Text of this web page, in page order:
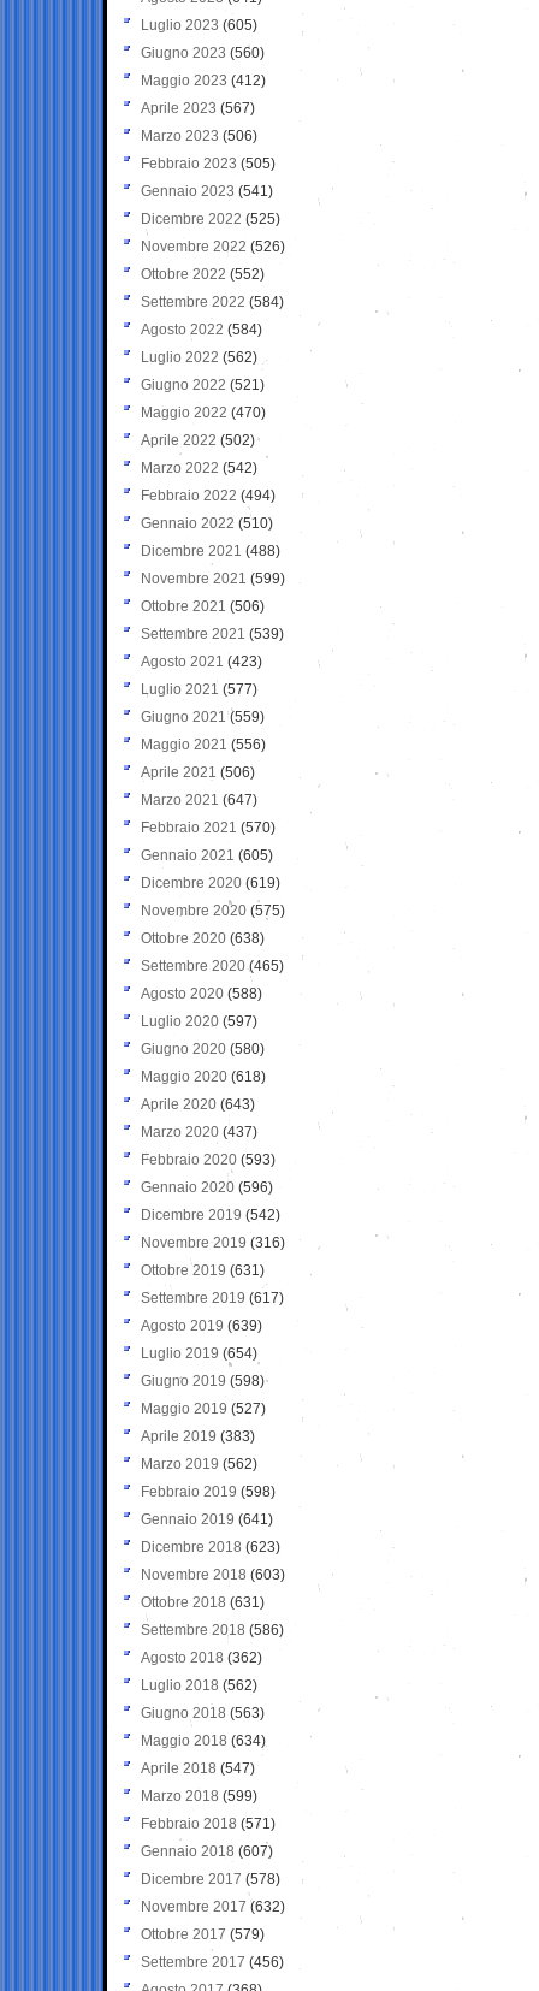
Luglio 2023 (605)
Giugno 2023 (560)
Maggio 2023 (412)
Aprile 2023 (567)
Marzo 2023 (506)
Febbraio 2023 (505)
Gennaio 2023 (541)
Dicembre 2022 (525)
Novembre 2022 (526)
Ottobre 2022 (552)
Settembre 2022 (584)
Agosto 2022 (584)
Luglio 2022 (562)
Giugno 2022 (521)
Maggio 2022 (470)
Aprile 2022 (502)
Marzo 2022 (542)
Febbraio 2022 (494)
Gennaio 2022 (510)
Dicembre 2021 (488)
Novembre 2021 (599)
Ottobre 2021 (506)
Settembre 2021 (539)
Agosto 2021 (423)
Luglio 2021 (577)
Giugno 2021(559)
Maggio 2021 (556)
Aprile 2021 (506)
Marzo 2021 (647)
Febbraio 2021 (570)
Gennaio 2021 (605)
Dicembre 2020 (619)
Novembre 2020 (575)
Ottobre 2020 (638)
Settembre 2020(465)
Agosto 2020 (588)
Luglio 2020 (597)
Giugno 2020 (580)
Maggio 2020 (618)
Aprile 2020 (643)
Marzo 2020 (437)
Febbraio 2020 (593)
Gennaio 2020 (596)
Dicembre 2019 (542)
Novembre 2019 (316)
Ottobre 2019 (631)
Settembre 2019 (617)
Agosto 2019 (639)
Luglio 2019 (654)
Giugno 2019 (598)
Maggio 2019 (527)
Aprile 2019 (383)
Marzo 2019 (562)
Febbraio 2019 (598)
Gennaio 2019 (641)
Dicembre 2018 (623)
Novembre 2018 (603)
Ottobre 2018 (631)
Settembre 2018 (586)
Agosto 2018 (362)
Luglio 2018 (562)
Giugno 2018 (563)
Maggio 2018 (634)
Aprile 2018 (547)
Marzo 2018 (599)
Febbraio 2018 (571)
Gennaio 2018 (607)
Dicembre 2017 (578)
Novembre 2017 (632)
Ottobre 2017 (579)
Settembre 2017 (456)